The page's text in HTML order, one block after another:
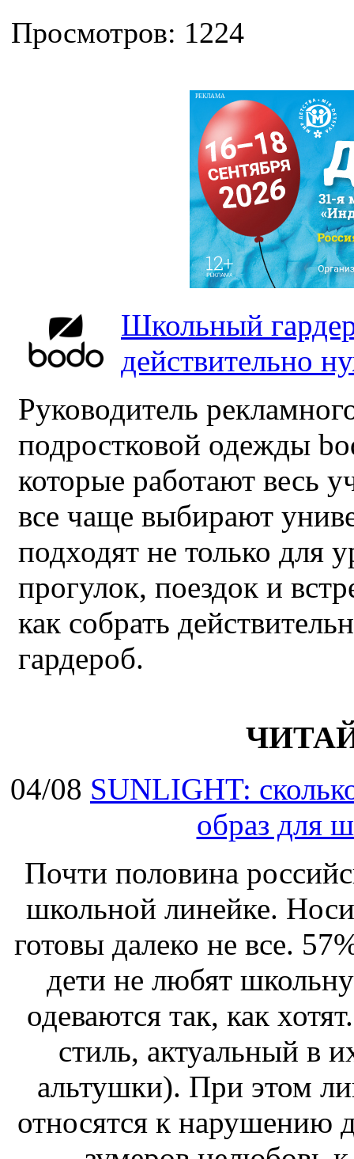
Просмотров: 1224
РЕКЛАМА
Школьный
действительно
Руководитель
подростковой одежды
которые работают весь
все чаще выбирают
подходят не только для
прогулок, поездок и
как собрать
гардероб.
04/08 SUNLIGHT:
образ для
Почти половина
школьной линейке.
готовы далеко не все.
дети не любят
одеваются так, как
стиль, актуальный в
альтушки). При этом
относятся к нарушению